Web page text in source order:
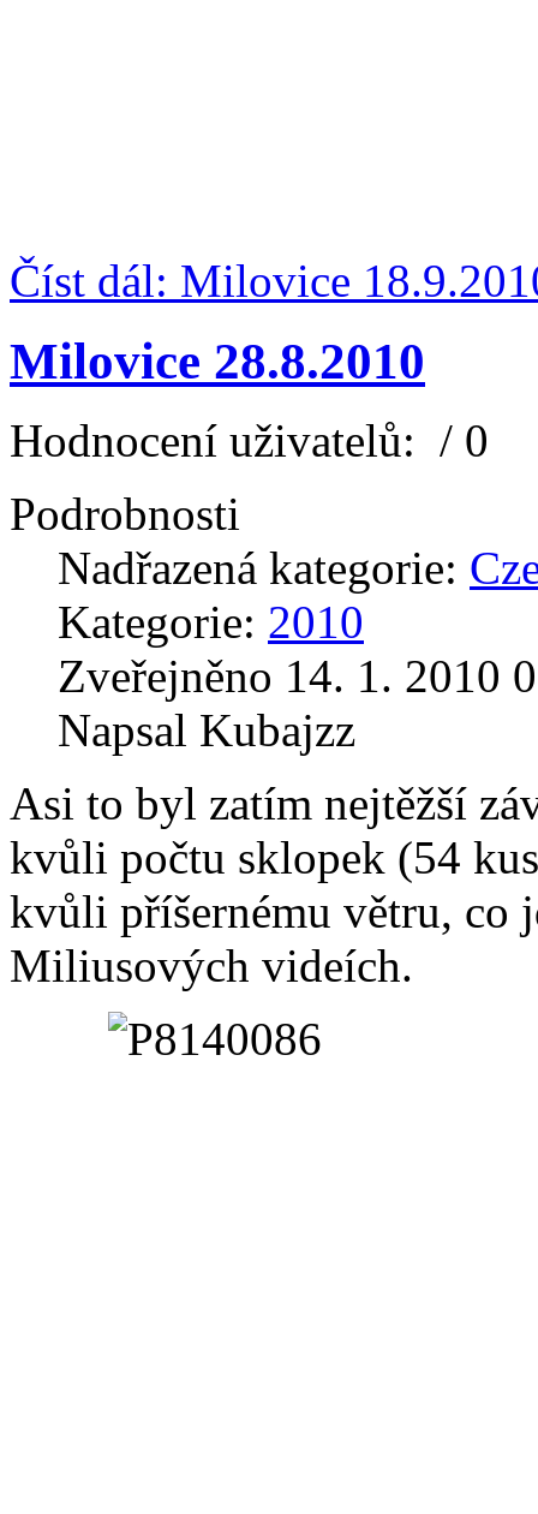
Číst dál: Milovice
Milovice 28.8.2010
Hodnocení uživatelů: / 0
Podrobnosti
Nadřazená kategorie:
Kategorie: 2010
Zveřejněno 14. 1. 2010
Napsal Kubajzz
Asi to byl zatím nejtěžší
kvůli počtu sklopek (54
kvůli příšernému větru, co
Miliusových videích.